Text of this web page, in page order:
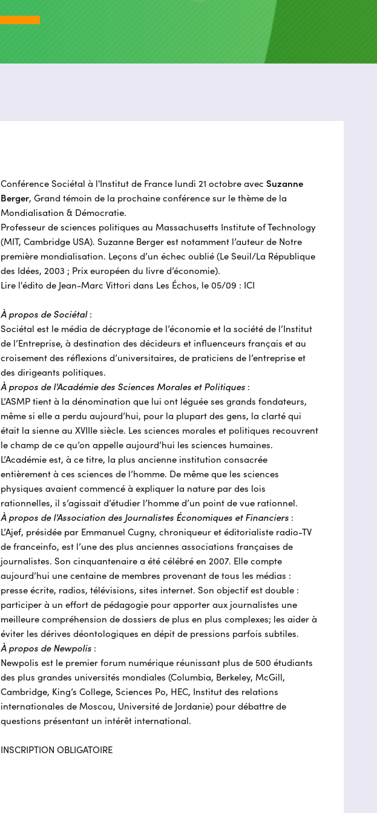
Conférence Sociétal à l'Institut de France lundi 21 octobre avec Suzanne
Berger, Grand témoin de la prochaine conférence sur le thème de la
Mondialisation & Démocratie.
Professeur de sciences politiques au Massachusetts Institute of Technology
(MIT, Cambridge USA). Suzanne Berger est notamment l’auteur de Notre
première mondialisation. Leçons d’un échec oublié (Le Seuil/La République
des Idées, 2003 ; Prix européen du livre d’économie).
Lire l'édito de Jean-Marc Vittori dans Les Échos, le 05/09 : ICI
À propos de Sociétal :
Sociétal est le média de décryptage de l’économie et la société de l’Institut
de l’Entreprise, à destination des décideurs et influenceurs français et au
croisement des réflexions d’universitaires, de praticiens de l’entreprise et
des dirigeants politiques.
À propos de l'Académie des Sciences Morales et Politiques :
L’ASMP tient à la dénomination que lui ont léguée ses grands fondateurs,
même si elle a perdu aujourd’hui, pour la plupart des gens, la clarté qui
était la sienne au XVIIIe siècle. Les sciences morales et politiques recouvrent
le champ de ce qu’on appelle aujourd’hui les sciences humaines.
L’Académie est, à ce titre, la plus ancienne institution consacrée
entièrement à ces sciences de l’homme. De même que les sciences
physiques avaient commencé à expliquer la nature par des lois
rationnelles, il s’agissait d’étudier l’homme d’un point de vue rationnel.
À propos de l'Association des Journalistes Économiques et Financiers :
L’Ajef, présidée par Emmanuel Cugny, chroniqueur et éditorialiste radio-TV
de franceinfo, est l’une des plus anciennes associations françaises de
journalistes. Son cinquantenaire a été célébré en 2007. Elle compte
aujourd’hui une centaine de membres provenant de tous les médias :
presse écrite, radios, télévisions, sites internet. Son objectif est double :
participer à un effort de pédagogie pour apporter aux journalistes une
meilleure compréhension de dossiers de plus en plus complexes; les aider à
éviter les dérives déontologiques en dépit de pressions parfois subtiles.
À propos de Newpolis :
Newpolis est le premier forum numérique réunissant plus de 500 étudiants
des plus grandes universités mondiales (Columbia, Berkeley, McGill,
Cambridge, King’s College, Sciences Po, HEC, Institut des relations
internationales de Moscou, Université de Jordanie) pour débattre de
questions présentant un intérêt international.
INSCRIPTION OBLIGATOIRE